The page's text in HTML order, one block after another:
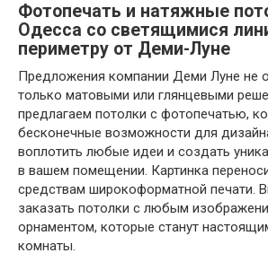
Фотопечать и натяжные
Одесса со светящимися
периметру от Деми-Луне
Предложения компании Деми Луне не
только матовыми или глянцевыми
предлагаем потолки с фотопечатью,
бесконечные возможности для
воплотить любые идеи и создать
в вашем помещении. Картинка
средствам широкоформатной печати.
заказать потолки с любым
орнаментом, которые станут
комнаты.